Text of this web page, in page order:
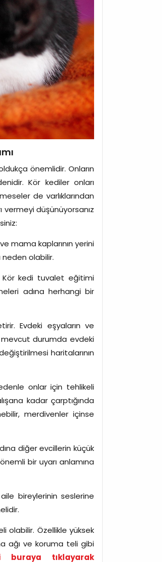
önemlidir. Onların
Kör kediler onları
de varlıklarından
düşünüyorsanız
mama kaplarının yerini
neden olabilir.
Kör kedi tuvalet eğitimi
adına herhangi bir
Evdeki eşyaların ve
mevcut durumda evdeki
haritalarının
onlar için tehlikeli
kadar çarptığında
merdivenler içinse
diğer evcillerin küçük
bir uyarı anlamına
bireylerinin seslerine
olabilir. Özellikle yüksek
ağı ve koruma teli gibi
buraya tıklayarak